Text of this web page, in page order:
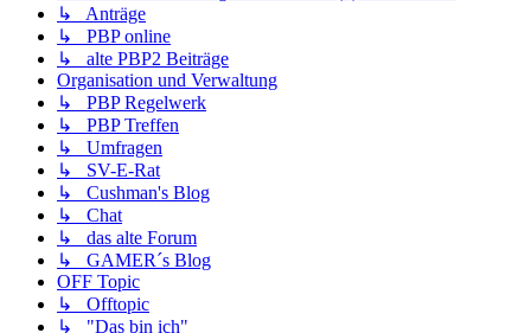
↳ Anträge
↳ PBP online
↳ alte PBP2 Beiträge
Organisation und Verwaltung
↳ PBP Regelwerk
↳ PBP Treffen
↳ Umfragen
↳ SV-E-Rat
↳ Cushman's Blog
↳ Chat
↳ das alte Forum
↳ GAMER´s Blog
OFF Topic
↳ Offtopic
↳ "Das bin ich"